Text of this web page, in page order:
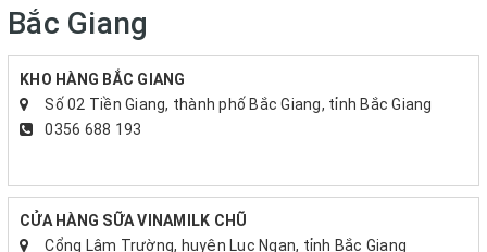
Bắc Giang
KHO HÀNG BẮC GIANG
Số 02 Tiền Giang, thành phố Bắc Giang, tỉnh Bắc Giang
0356 688 193
CỬA HÀNG SỮA VINAMILK CHŨ
Cổng Lâm Trường, huyện Lục Ngạn, tỉnh Bắc Giang